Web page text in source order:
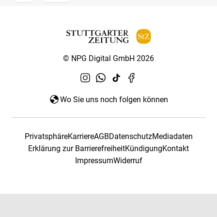
© NPG Digital GmbH 2026
Wo Sie uns noch folgen können
PrivatsphäreKarriereAGBDatenschutzMediadaten
Erklärung zur BarrierefreiheitKündigungKontakt
ImpressumWiderruf